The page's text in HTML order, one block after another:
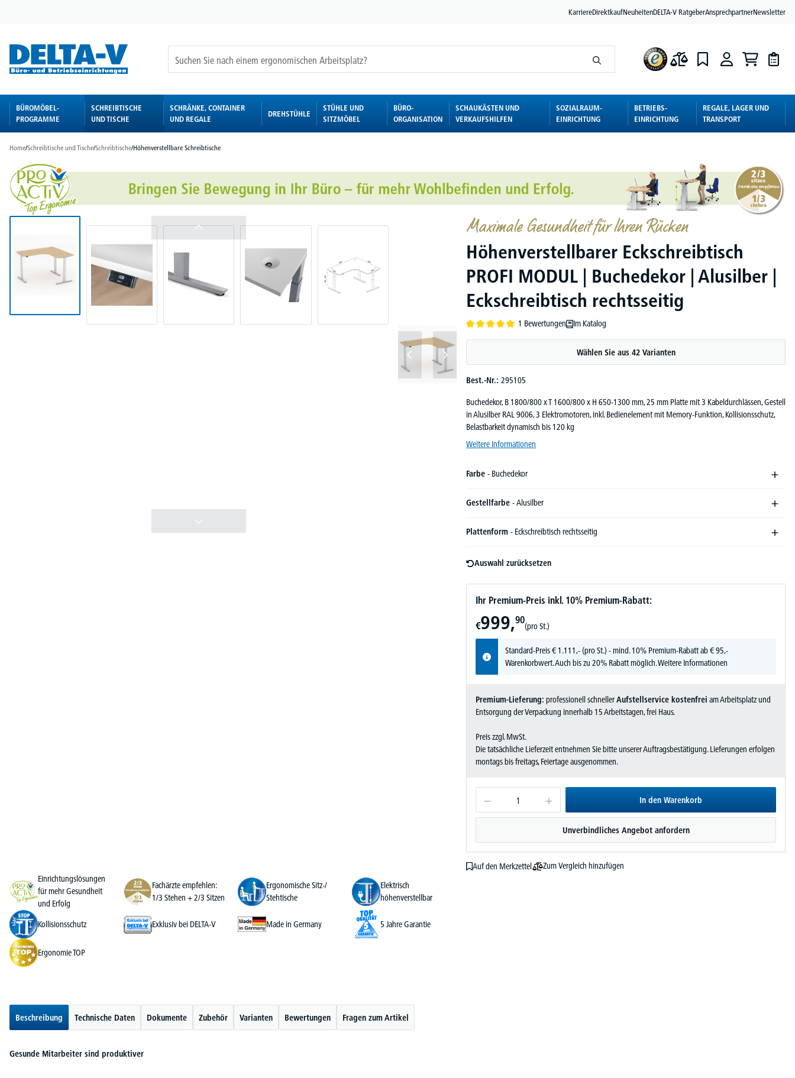
KarriereDirektkaufNeuheitenDELTA-V RatgeberAnsprechpartnerNewsletter
BÜROMÖBEL-
PROGRAMME
SCHREIBTISCHE
UND TISCHE
SCHRÄNKE, CONTAINER
UND REGALE
DREHSTÜHLE
STÜHLE UND
SITZMÖBEL
BÜRO-
ORGANISATION
SCHAUKÄSTEN UND
VERKAUFSHILFEN
SOZIALRAUM-
EINRICHTUNG
BETRIEBS-
EINRICHTUNG
REGALE, LAGER UND
TRANSPORT
Home/Schreibtische und Tische/Schreibtische/Höhenverstellbare Schreibtische
Maximale Gesundheit für Ihren Rücken
Höhenverstellbarer Eckschreibtisch
PROFI MODUL | Buchedekor | Alusilber |
Eckschreibtisch rechtsseitig
1 Bewertungen Im Katalog
Wählen Sie aus 42 Varianten
Best.-Nr.: 295105
Buchedekor, B 1800/800 x T 1600/800 x H 650-1300 mm, 25 mm Platte mit 3 Kabeldurchlässen, Gestell
in Alusilber RAL 9006, 3 Elektromotoren, inkl. Bedienelement mit Memory-Funktion, Kollisionsschutz,
Belastbarkeit dynamisch bis 120 kg
Weitere Informationen
Farbe - Buchedekor
Gestellfarbe - Alusilber
Plattenform - Eckschreibtisch rechtsseitig
Auswahl zurücksetzen
Ihr Premium-Preis inkl. 10% Premium-Rabatt:
€999,90
(pro St.)
Standard-Preis€ 1.111,-(pro St.) - mind. 10% Premium-Rabatt ab € 95,-
Warenkorbwert. Auch bis zu 20% Rabatt möglich.Weitere Informationen
Premium-Lieferung: professionell schnellerAufstellservice kostenfrei am Arbeitsplatz und
Entsorgung der Verpackung innerhalb 15 Arbeitstagen, frei Haus.
Preis zzgl. MwSt.
Die tatsächliche Lieferzeit entnehmen Sie bitte unserer Auftragsbestätigung. Lieferungen erfolgen
montags bis freitags, Feiertage ausgenommen.
In den Warenkorb
Unverbindliches Angebot anfordern
Auf den Merkzettel
Zum Vergleich hinzufügen
Einrichtungslösungen
für mehr Gesundheit
und Erfolg
Fachärzte empfehlen:
1/3 Stehen + 2/3 Sitzen
Ergonomische Sitz-/
Stehtische
Elektrisch
höhenverstellbar
Kollisionsschutz Exklusiv bei DELTA-V Made in Germany 5 Jahre Garantie
Ergonomie TOP
Beschreibung Technische Daten Dokumente Zubehör Varianten Bewertungen Fragen zum Artikel
Gesunde Mitarbeiter sind produktiver